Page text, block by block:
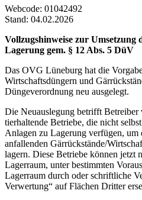
Webcode: 01042492
Stand: 04.02.2026
Vollzugshinweise zur Umsetzung
Lagerung gem. § 12 Abs. 5 DüV
Das OVG Lüneburg hat die
Wirtschaftsdüngern und
Düngeverordnung neu ausgelegt.
Die Neuauslegung betrifft Betreiber
tierhaltende Betriebe, die nicht
Anlagen zu Lagerung verfügen, um
anfallenden Gärrückstände/
lagern. Diese Betriebe können jetzt
Lagerraum, unter bestimmten
Lagerraum durch oder schriftliche
Verwertung“ auf Flächen Dritter